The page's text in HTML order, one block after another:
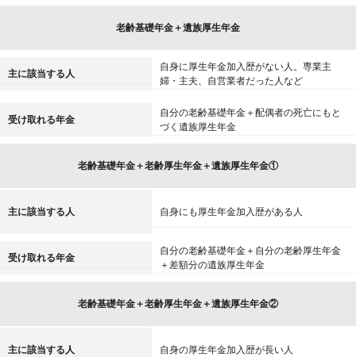
老齢基礎年金＋遺族厚生年金
主に該当する人
自身に厚生年金加入歴がない人。専業主
婦・主夫、自営業者だった人など
受け取れる年金
自分の老齢基礎年金＋配偶者の死亡にもと
づく遺族厚生年金
老齢基礎年金＋老齢厚生年金＋遺族厚生年金①
主に該当する人 自身にも厚生年金加入歴がある人
受け取れる年金
自分の老齢基礎年金＋自分の老齢厚生年金
＋差額分の遺族厚生年金
老齢基礎年金＋老齢厚生年金＋遺族厚生年金②
主に該当する人 自身の厚生年金加入歴が長い人